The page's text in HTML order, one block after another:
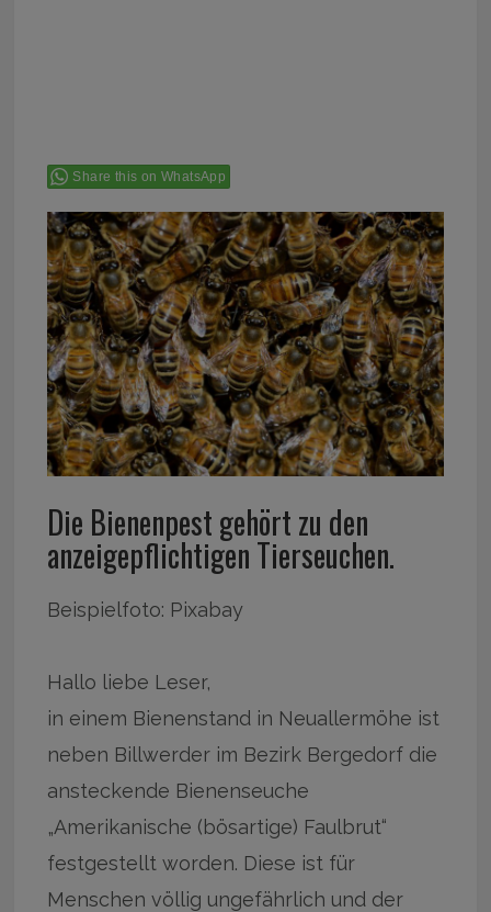
Share this on WhatsApp
Die Bienenpest gehört zu den
anzeigepflichtigen Tierseuchen.
Beispielfoto: Pixabay
Hallo liebe Leser,
in einem Bienenstand in Neuallermöhe ist
neben Billwerder im Bezirk Bergedorf die
ansteckende Bienenseuche
„Amerikanische (bösartige) Faulbrut“
festgestellt worden. Diese ist für
Menschen völlig ungefährlich und der